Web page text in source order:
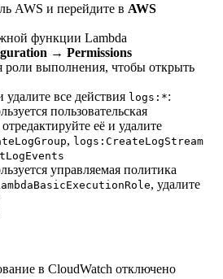
AWS и перейдите в AWS
функции Lambda
→ Permissions
выполнения, чтобы открыть
все действия logs:*:
пользовательская
её и удалите
, logs:CreateLogStream
управляемая политика
, удалите
в CloudWatch отключено